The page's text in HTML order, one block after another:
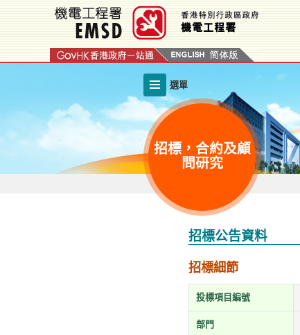
容
選單
招標，合約及顧
問研究
招標公告資料
招標細節
投標項目編號
部門